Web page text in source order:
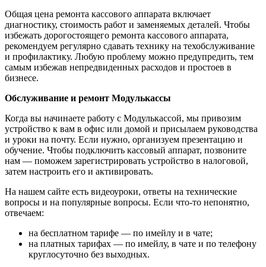
Общая цена ремонта кассового аппарата включает
диагностику, стоимость работ и заменяемых деталей. Чтобы
избежать дорогостоящего ремонта кассового аппарата,
рекомендуем регулярно сдавать технику на техобслуживание
и профилактику. Любую проблему можно предупредить, тем
самым избежав непредвиденных расходов и простоев в
бизнесе.
Обслуживание и ремонт Модулькассы
Когда вы начинаете работу с Модулькассой, мы привозим
устройство к вам в офис или домой и присылаем руководства
и уроки на почту. Если нужно, организуем презентацию и
обучение. Чтобы подключить кассовый аппарат, позвоните
нам — поможем зарегистрировать устройство в налоговой,
затем настроить его и активировать.
На нашем сайте есть видеоуроки, ответы на технические
вопросы и на популярные вопросы. Если что-то непонятно,
отвечаем:
на бесплатном тарифе — по имейлу и в чате;
на платных тарифах — по имейлу, в чате и по телефону
круглосуточно без выходных.